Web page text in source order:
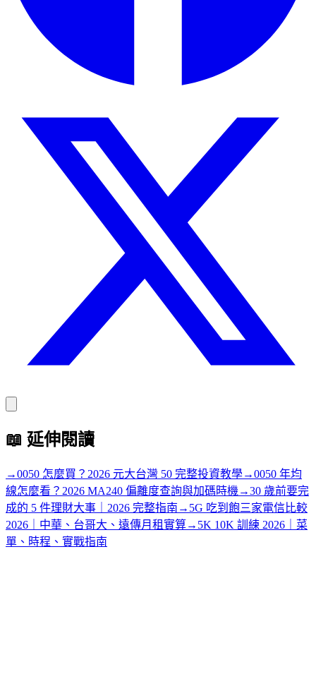
📖 延伸閱讀
→0050 怎麼買？2026 元大台灣 50 完整投資教學→0050 年均
線怎麼看？2026 MA240 偏離度查詢與加碼時機 →30 歲前要完
成的 5 件理財大事｜2026 完整指南 → 5G 吃到飽三家電信比較
2026｜中華、台哥大、遠傳月租實算→ 5K 10K 訓練 2026｜菜
單、時程、實戰指南